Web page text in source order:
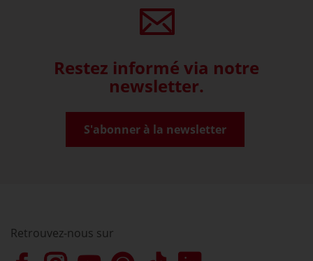
Restez informé via notre
newsletter.
S'abonner à la newsletter
Retrouvez-nous sur